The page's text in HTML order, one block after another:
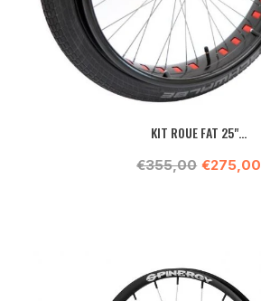
KIT ROUE FAT 25"...
€355,00 €275,00